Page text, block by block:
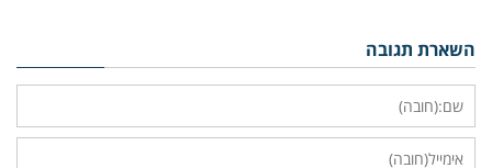
השארת תגובה